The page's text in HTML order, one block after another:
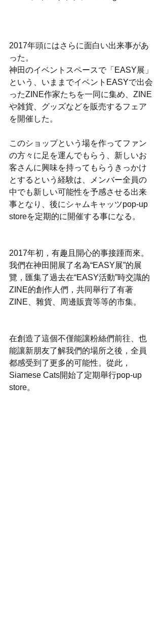
2017年頭にはさらに面白い出来事があ
った。
神田のイベントスペースで「EASY展」
という、いままでイベントEASYで出会
ったZINE作家たちを一同に集め、ZINE
や雑貨、グッズなどを販売するフェア
を開催した。
このショップという場を作ってファン
の方々に足を運んでもらう、新しいお
客さんに興味を持ってもらうきっかけ
とするという経験は、メンバー全員の
中でも新しい可能性を予感させる出来
事となり、後にシャムキャッツpop-up
storeを定期的に開催する事になる。
2017年初，有趣且開心的事接踵而來。
我們在神田開展了名為“EASY展”的展
覽，匯集了過去在“EASY活動”時交識的
ZINE的創作人們，共同舉行了有著
ZINE、雜貨、周邊販賣等等的市集。
在創造了這個不僅能讓粉絲們前往、也
能讓新朋友了解我們的場所之後，全員
都感受到了更多的可能性。從此，
Siamese Cats開始了定期舉行pop-up
store。